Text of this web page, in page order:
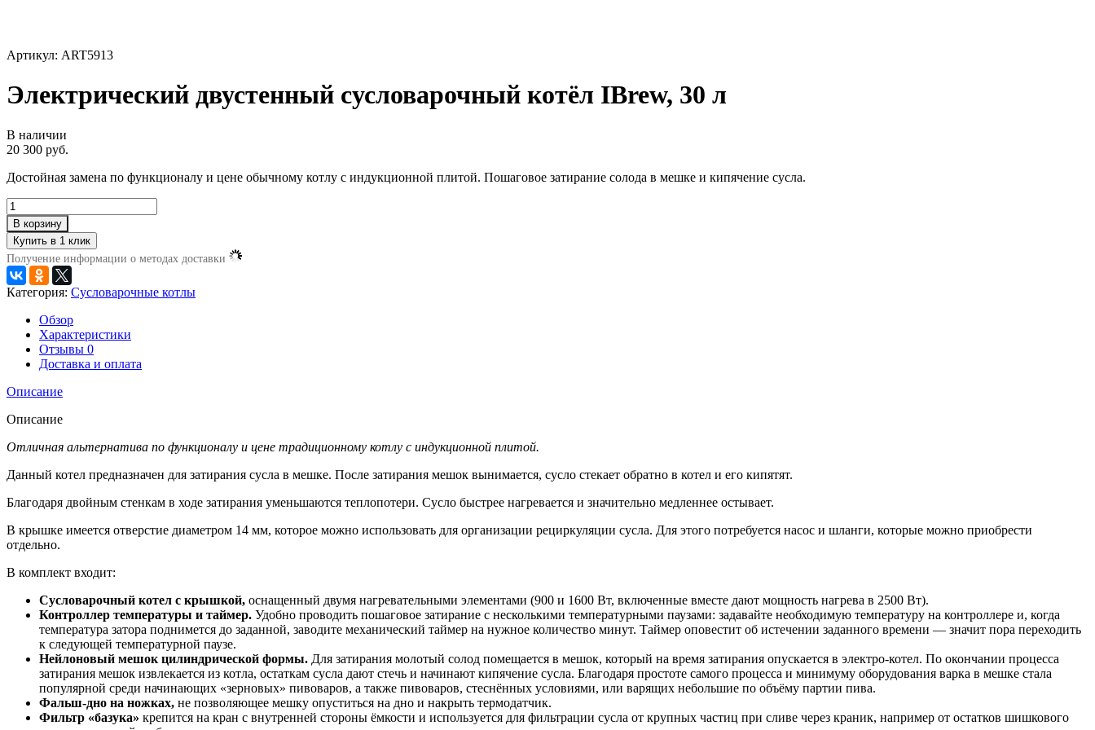
Артикул: ART5913
Электрический двустенный сусловарочный котёл IBrew, 30 л
В наличии
20 300 руб.
Достойная замена по функционалу и цене обычному котлу с индукционной плитой. Пошаговое затирание солода в мешке и кипячение сусла.
В корзину
Получение информации о методах доставки
Категория: Cусловарочные котлы
Обзор
Характеристики
Отзывы 0
Доставка и оплата
Описание
Описание
Отличная альтернатива по функционалу и цене традиционному котлу с индукционной плитой.
Данный котел предназначен для затирания сусла в мешке. После затирания мешок вынимается, сусло стекает обратно в котел и его кипятят.
Благодаря двойным стенкам в ходе затирания уменьшаются теплопотери. Сусло быстрее нагревается и значительно медленнее остывает.
В крышке имеется отверстие диаметром 14 мм, которое можно использовать для организации рециркуляции сусла. Для этого потребуется насос и шланги, которые можно приобрести
отдельно.
В комплект входит:
Сусловарочный котел с крышкой, оснащенный двумя нагревательными элементами (900 и 1600 Вт, включенные вместе дают мощность нагрева в 2500 Вт).
Контроллер температуры и таймер. Удобно проводить пошаговое затирание с несколькими температурными паузами: задавайте необходимую температуру на контроллере и, когда
температура затора поднимется до заданной, заводите механический таймер на нужное количество минут. Таймер оповестит об истечении заданного времени — значит пора переходить
к следующей температурной паузе.
Нейлоновый мешок цилиндрической формы. Для затирания молотый солод помещается в мешок, который на время затирания опускается в электро-котел. По окончании процесса
затирания мешок извлекается из котла, остаткам сусла дают стечь и начинают кипячение сусла. Благодаря простоте самого процесса и минимуму оборудования варка в мешке стала
популярной среди начинающих «зерновых» пивоваров, а также пивоваров, стеснённых условиями, или варящих небольшие по объёму партии пива.
Фальш-дно на ножках, не позволяющее мешку опуститься на дно и накрыть термодатчик.
Фильтр «базука» крепится на кран с внутренней стороны ёмкости и используется для фильтрации сусла от крупных частиц при сливе через краник, например от остатков шишкового